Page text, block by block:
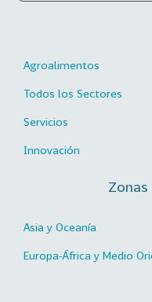
Agroalimentos
Todos los Sectores
Servicios
Innovación
Zonas
Asia y Oceanía
Europa-África y Medio